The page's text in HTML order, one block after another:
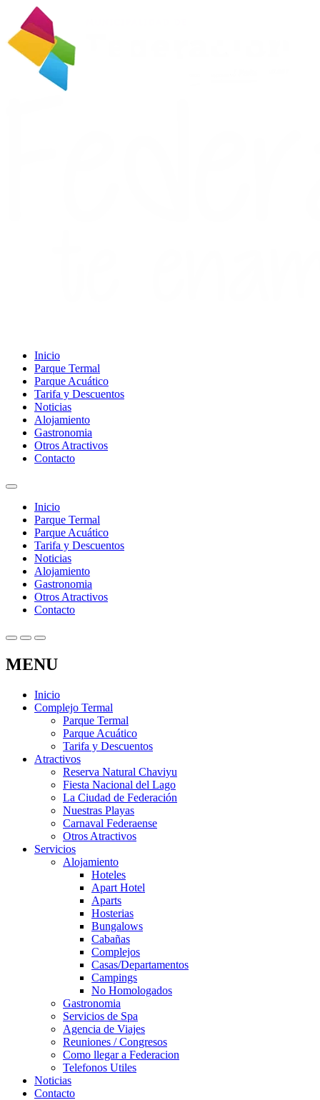
contenido
Inicio
Parque Termal
Parque Acuático
Tarifa y Descuentos
Noticias
Alojamiento
Gastronomia
Otros Atractivos
Contacto
Inicio
Parque Termal
Parque Acuático
Tarifa y Descuentos
Noticias
Alojamiento
Gastronomia
Otros Atractivos
Contacto
MENU
Inicio
Complejo Termal
Parque Termal
Parque Acuático
Tarifa y Descuentos
Atractivos
Reserva Natural Chaviyu
Fiesta Nacional del Lago
La Ciudad de Federación
Nuestras Playas
Carnaval Federaense
Otros Atractivos
Servicios
Alojamiento
Hoteles
Apart Hotel
Aparts
Hosterias
Bungalows
Cabañas
Complejos
Casas/Departamentos
Campings
No Homologados
Gastronomia
Servicios de Spa
Agencia de Viajes
Reuniones / Congresos
Como llegar a Federacion
Telefonos Utiles
Noticias
Contacto